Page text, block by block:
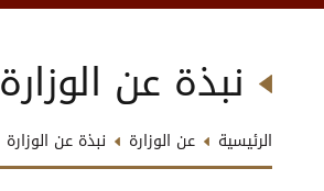
نبذة عن الوزارة
الرئيسية عن الوزارة نبذة عن الوزارة